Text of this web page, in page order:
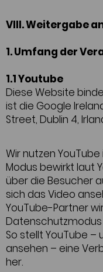
VIII. Weitergabe
1. Umfang der
1.1 Youtube
Diese Website
ist die Google
Street, Dublin 4,
Wir nutzen
Modus bewirkt laut
über die Besucher
sich das Video
YouTube-Partner
So stellt YouTube –
ansehen – eine
her.